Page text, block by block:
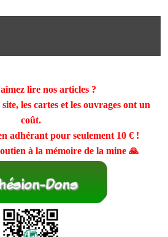
lire nos articles ?
les cartes et les ouvrages ont un
coût.
adhérant pour seulement 10 €!
à la mémoire de la mine 🙏